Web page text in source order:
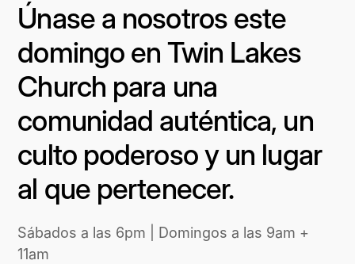
Únase a nosotros este
domingo en Twin Lakes
Church para una
comunidad auténtica, un
culto poderoso y un lugar
al que pertenecer.
Sábados a las 6pm | Domingos a las 9am +
11am